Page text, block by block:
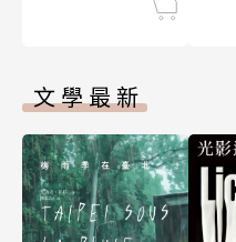
文學最新